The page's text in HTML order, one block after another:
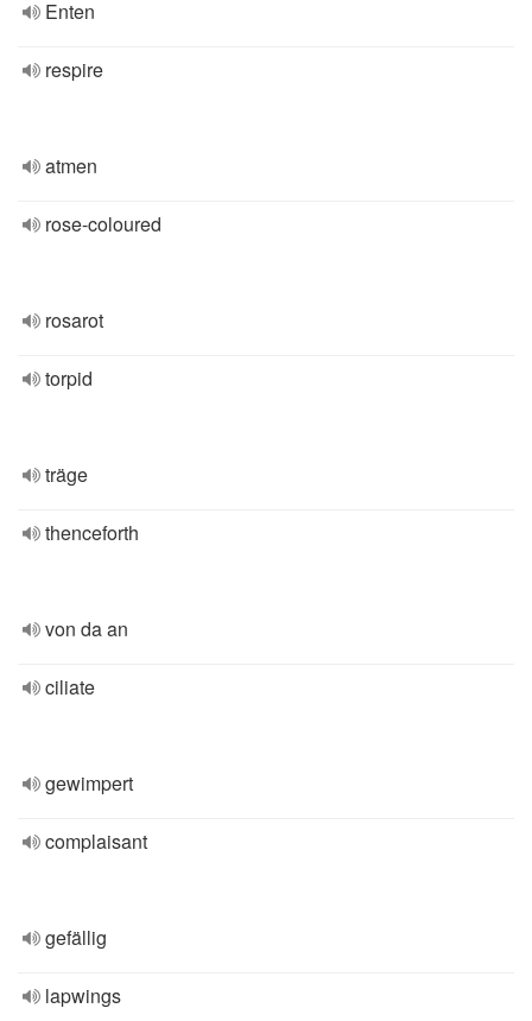
Enten
respire
atmen
rose-coloured
rosarot
torpid
träge
thenceforth
von da an
ciliate
gewimpert
complaisant
gefällig
lapwings